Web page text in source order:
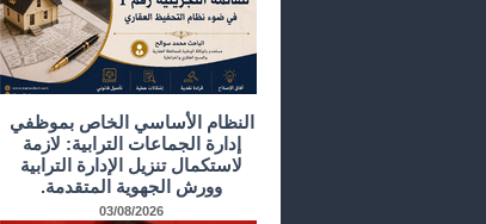
النظام الأساسي الخاص بموظفي
إدارة الجماعات الترابية: لازمة
لاستكمال تنزيل الإدارة الترابية
وورش الجهوية المتقدمة.
03/08/2026